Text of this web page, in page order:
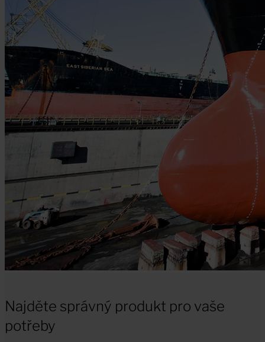
Najděte správný produkt pro vaše
potřeby